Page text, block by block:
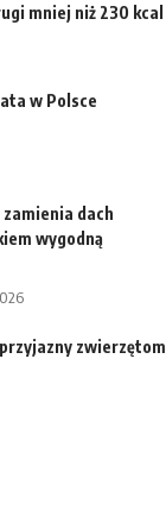
mniej niż 230 kcal
w Polsce
dach
wygodną
zwierzętom